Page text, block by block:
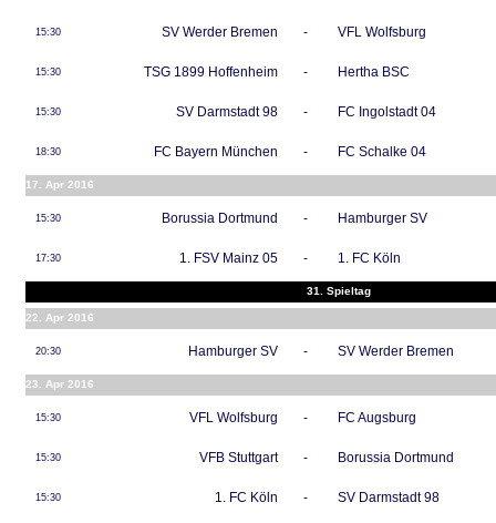
15:30 SV Werder Bremen - VFL Wolfsburg
15:30 TSG 1899 Hoffenheim - Hertha BSC
15:30 SV Darmstadt 98 - FC Ingolstadt 04
18:30 FC Bayern München - FC Schalke 04
17. Apr 2016
15:30 Borussia Dortmund - Hamburger SV
17:30 1. FSV Mainz 05 - 1. FC Köln
31. Spieltag
22. Apr 2016
20:30 Hamburger SV - SV Werder Bremen
23. Apr 2016
15:30 VFL Wolfsburg - FC Augsburg
15:30 VFB Stuttgart - Borussia Dortmund
15:30 1. FC Köln - SV Darmstadt 98